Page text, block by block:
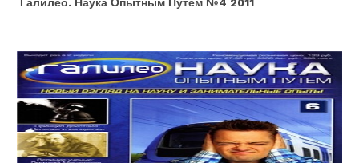
Галилео. Наука Опытным Путем №4 2011